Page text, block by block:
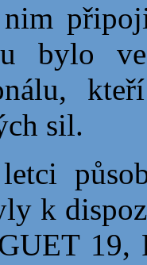
bylo
sil.
letci
k
19,